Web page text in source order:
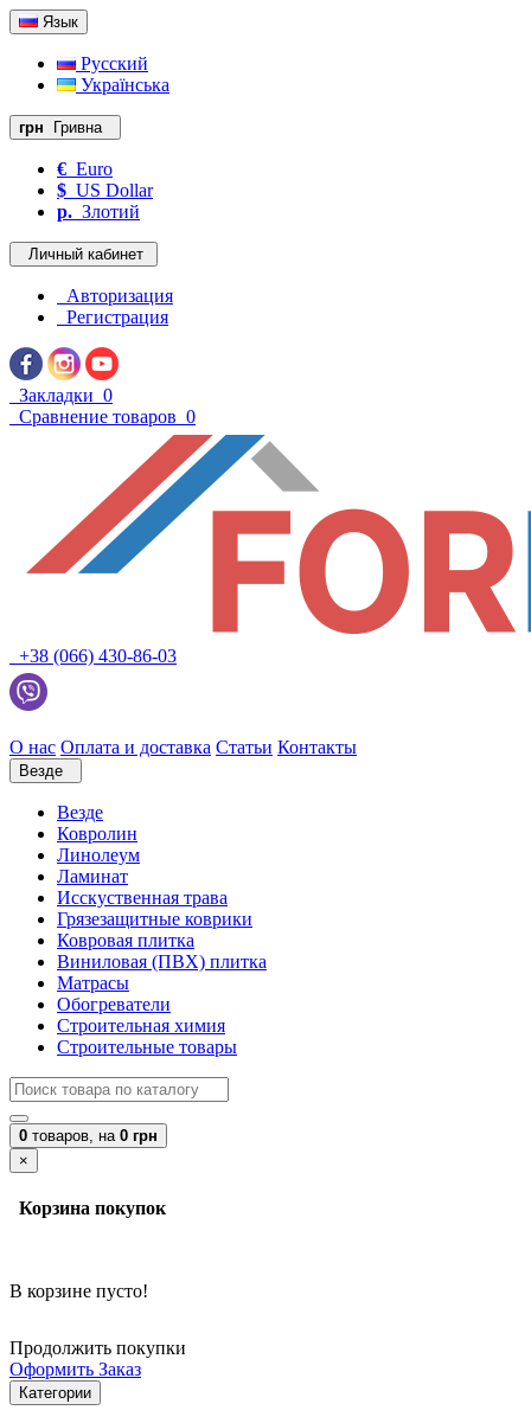
Язык
Русский
Українська
грн Гривна
€ Euro
$ US Dollar
р. Злотий
Личный кабинет
Авторизация
Регистрация
Закладки 0
Сравнение товаров 0
+38 (066) 430-86-03
О нас Оплата и доставка Статьи Контакты
Везде
Везде
Ковролин
Линолеум
Ламинат
Исскуственная трава
Грязезащитные коврики
Ковровая плитка
Виниловая (ПВХ) плитка
Матрасы
Обогреватели
Строительная химия
Строительные товары
0 товаров, на 0 грн
×
Корзина покупок
В корзине пусто!
Продолжить покупки
Оформить Заказ
Категории